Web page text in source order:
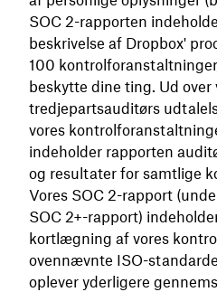
SOC 2-rapporten
beskrivelse af Dropbox'
100
beskytte dine ting. Ud
tredjepartsauditørs
vores
indeholder rapporten
og resultater for samtlige
Vores SOC 2-rapport
SOC 2+-rapport)
kortlægning af vores
ovennævnte ISO-
oplever yderligere